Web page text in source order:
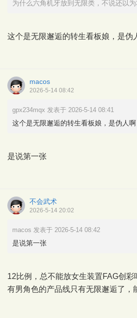
为什么六角机牙放到无限类，不说还以
这个是无限邂逅的转生看板娘，是伪
macos
2026-5-14 08:42
gpx234mqx 发表于 2026-5-14 08:41
这个是无限邂逅的转生看板娘，是伪人啊
是说第一张
不会武术
2026-5-14 20:02
macos 发表于 2026-5-14 08:42
是说第一张
12比例，总不能放女生装置FAG创彩
有男角色的产品线只有无限邂逅了，